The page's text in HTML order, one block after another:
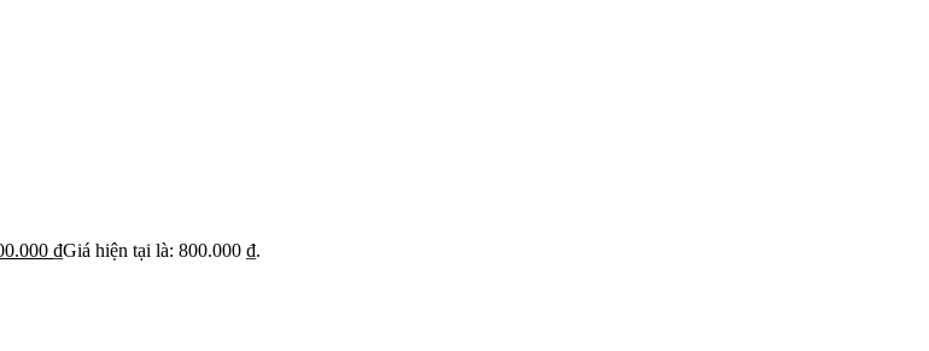
₫Giá hiện tại là: 800.000 ₫.